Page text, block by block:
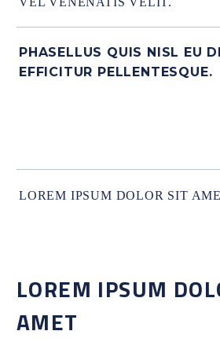
PHASELLUS QUIS NISL EU
EFFICITUR PELLENTESQUE.
LOREM IPSUM DOLOR SIT
LOREM IPSUM
AMET